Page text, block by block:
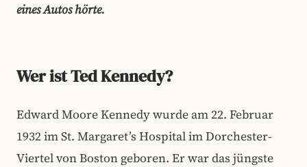
eines Autos hörte.
Wer ist Ted Kennedy?
Edward Moore Kennedy wurde am 22. Februar
1932 im St. Margaret’s Hospital im Dorchester-
Viertel von Boston geboren. Er war das jüngste